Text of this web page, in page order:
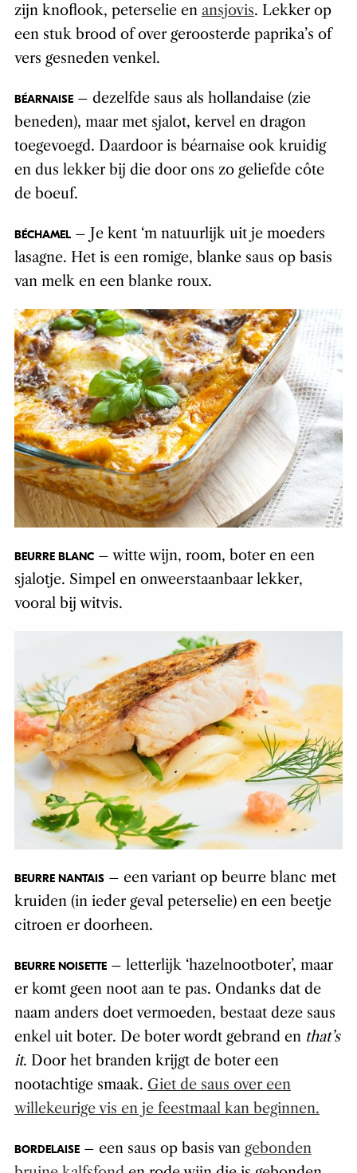
zijn knoflook, peterselie en ansjovis. Lekker op
een stuk brood of over geroosterde paprika’s of
vers gesneden venkel.
BÉARNAISE– dezelfde saus als hollandaise (zie
beneden), maar met sjalot, kervel en dragon
toegevoegd. Daardoor is béarnaise ook kruidig
en dus lekker bij die door ons zo geliefde côte
de boeuf.
BÉCHAMEL– Je kent ‘m natuurlijk uit je moeders
lasagne. Het is een romige, blanke saus op basis
van melk en een blanke roux.
BEURRE BLANC– witte wijn, room, boter en een
sjalotje. Simpel en onweerstaanbaar lekker,
vooral bij witvis.
BEURRE NANTAIS– een variant op beurre blanc met
kruiden (in ieder geval peterselie) en een beetje
citroen er doorheen.
BEURRE NOISETTE– letterlijk ‘hazelnootboter’, maar
er komt geen noot aan te pas. Ondanks dat de
naam anders doet vermoeden, bestaat deze saus
enkel uit boter. De boter wordt gebrand en that’s
it. Door het branden krijgt de boter een
nootachtige smaak. Giet de saus over een
willekeurige vis en je feestmaal kan beginnen.
BORDELAISE– een saus op basis van gebonden